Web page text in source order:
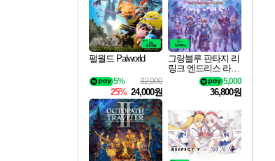
팰월드 Palworld
32,000
5%
25% 24,000원
그랑블루 판타지 리
링크 엔드리스 라그
나로크 업그레이드
킷 Granblue Fantasy
Relink Endless Ragn
C
5,000
36,800원